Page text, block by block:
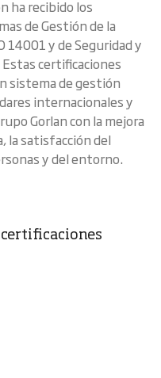
ha recibido los
de Gestión de la
14001 y de Seguridad y
certificaciones
sistema de gestión
internacionales y
Gorlan con la mejora
la satisfacción del
y del entorno.
certificaciones